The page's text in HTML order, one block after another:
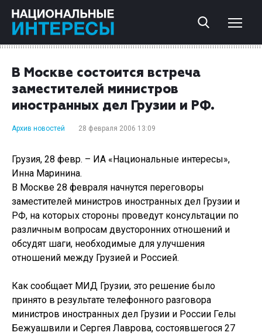
В Москве состоится встреча
заместителей министров
иностранных дел Грузии и РФ.
Архив новостей 28 февраля 2006 13:09
Грузия, 28 февр. – ИА «Национальные интересы»,
Инна Маринина.
В Москве 28 февраля начнутся переговоры
заместителей министров иностранных дел Грузии и
РФ, на которых стороны проведут консультации по
различным вопросам двусторонних отношений и
обсудят шаги, необходимые для улучшения
отношений между Грузией и Россией.
Как сообщает МИД Грузии, это решение было
принято в результате телефонного разговора
министров иностранных дел Грузии и России Гелы
Бежуашвили и Сергея Лаврова, состоявшегося 27